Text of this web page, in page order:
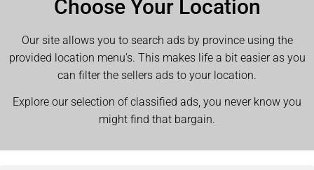
Choose Your Location
Our site allows you to search ads by province using the
provided location menu’s. This makes life a bit easier as you
can filter the sellers ads to your location.
Explore our selection of classified ads, you never know you
might find that bargain.